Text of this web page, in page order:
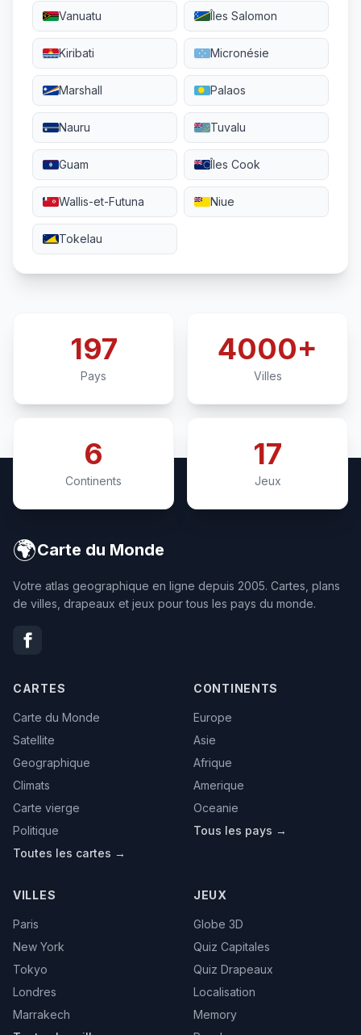
Vanuatu Îles Salomon
Kiribati Micronésie
Marshall Palaos
Nauru Tuvalu
Guam Îles Cook
Wallis-et-Futuna Niue
Tokelau
197
Pays
4000+
Villes
6
Continents
17
Jeux
🌍Carte du Monde
Votre atlas geographique en ligne depuis 2005. Cartes, plans
de villes, drapeaux et jeux pour tous les pays du monde.
CARTES
Carte du Monde
Satellite
Geographique
Climats
Carte vierge
Politique
Toutes les cartes →
CONTINENTS
Europe
Asie
Afrique
Amerique
Oceanie
Tous les pays →
VILLES
Paris
New York
Tokyo
Londres
Marrakech
JEUX
Globe 3D
Quiz Capitales
Quiz Drapeaux
Localisation
Memory